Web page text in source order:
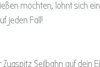
möchten, lohnt sich ein
jeden Fall!